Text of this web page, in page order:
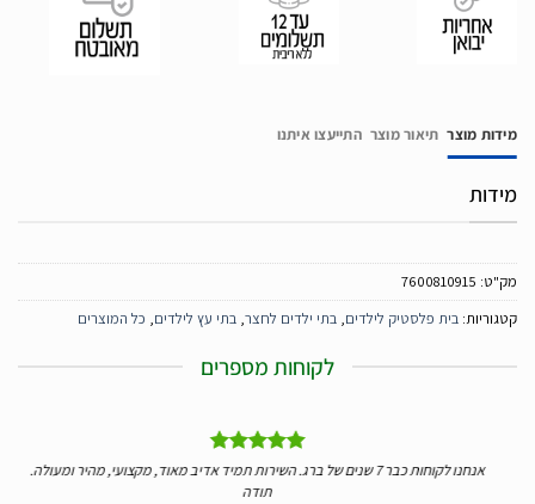
מידות מוצר תיאור מוצר התייעצו איתנו
מידות
מק"ט: 7600810915
קטגוריות: בית פלסטיק לילדים, בתי ילדים לחצר, בתי עץ לילדים, כל המוצרים
לקוחות מספרים
אנחנו לקוחות כבר 7 שנים של ברג. השירות תמיד אדיב מאוד, מקצועי, מהיר ומעולה.
תודה